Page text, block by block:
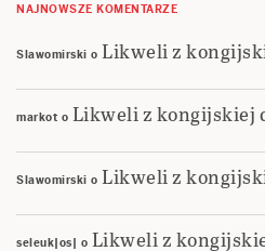
NAJNOWSZE KOMENTARZE
Slawomirski o Likweli z
markot o Likweli z kongijskiej
Slawomirski o Likweli z
seleuk|os| o Likweli z